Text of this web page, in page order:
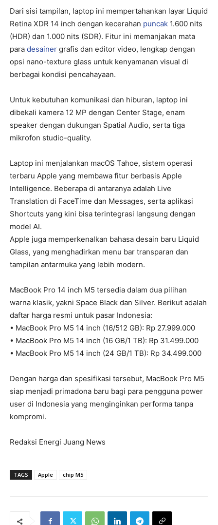
Dari sisi tampilan, laptop ini mempertahankan layar Liquid
Retina XDR 14 inch dengan kecerahan puncak 1.600 nits
(HDR) dan 1.000 nits (SDR). Fitur ini memanjakan mata
para desainer grafis dan editor video, lengkap dengan
opsi nano-texture glass untuk kenyamanan visual di
berbagai kondisi pencahayaan.
Untuk kebutuhan komunikasi dan hiburan, laptop ini
dibekali kamera 12 MP dengan Center Stage, enam
speaker dengan dukungan Spatial Audio, serta tiga
mikrofon studio-quality.
Laptop ini menjalankan macOS Tahoe, sistem operasi
terbaru Apple yang membawa fitur berbasis Apple
Intelligence. Beberapa di antaranya adalah Live
Translation di FaceTime dan Messages, serta aplikasi
Shortcuts yang kini bisa terintegrasi langsung dengan
model AI.
Apple juga memperkenalkan bahasa desain baru Liquid
Glass, yang menghadirkan menu bar transparan dan
tampilan antarmuka yang lebih modern.
MacBook Pro 14 inch M5 tersedia dalam dua pilihan
warna klasik, yakni Space Black dan Silver. Berikut adalah
daftar harga resmi untuk pasar Indonesia:
• MacBook Pro M5 14 inch (16/512 GB): Rp 27.999.000
• MacBook Pro M5 14 inch (16 GB/1 TB): Rp 31.499.000
• MacBook Pro M5 14 inch (24 GB/1 TB): Rp 34.499.000
Dengan harga dan spesifikasi tersebut, MacBook Pro M5
siap menjadi primadona baru bagi para pengguna power
user di Indonesia yang menginginkan performa tanpa
kompromi.
Redaksi Energi Juang News
TAGS Apple chip M5